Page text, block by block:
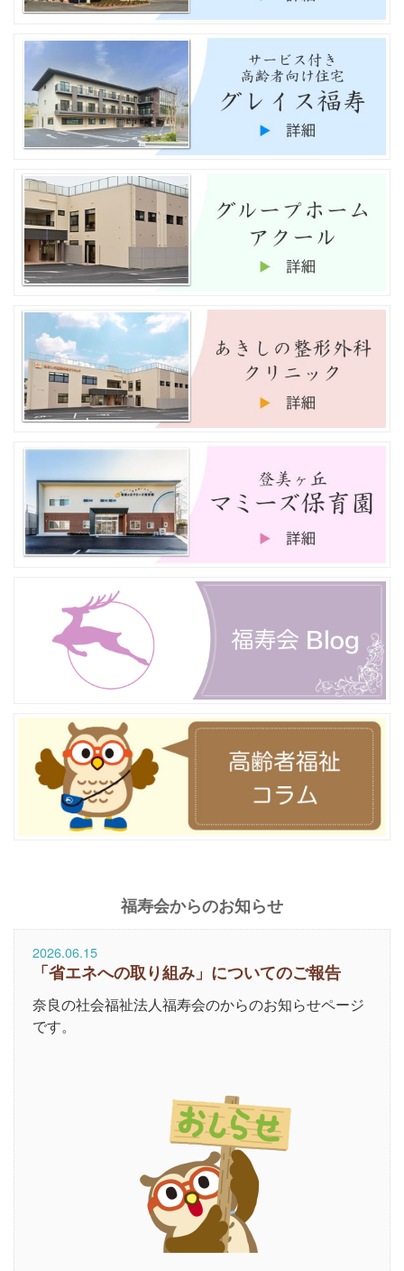
福寿会からのお知らせ
2026.06.15
「省エネへの取り組み」についてのご報告
奈良の社会福祉法人福寿会のからのお知らせページ
です。